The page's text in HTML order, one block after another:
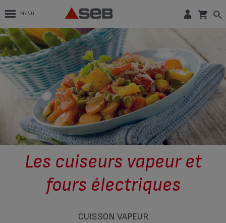
MENU
Les cuiseurs vapeur et
fours électriques
CUISSON VAPEUR